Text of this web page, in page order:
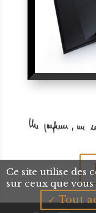
Ce site utilise des
sur ceux que
Tout